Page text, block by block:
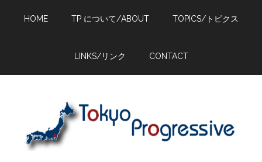
HOME TP について/ABOUT TOPICS/トピクス
LINKS/リンク CONTACT